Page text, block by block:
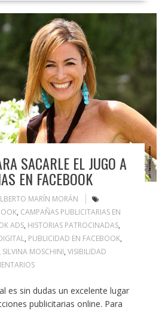
SACARLE EL JUGO A
EN FACEBOOK
MARÍN MORÁN
, CAMPAÑAS PUBLICITARIAS EN
ADS, HISTORIAS PATROCINADAS,
, PUBLICIDAD EN FACEBOOK,
SILVINA MOSCHINI, VISIBILIDAD
es sin dudas un excelente lugar
publicitarias online. Para